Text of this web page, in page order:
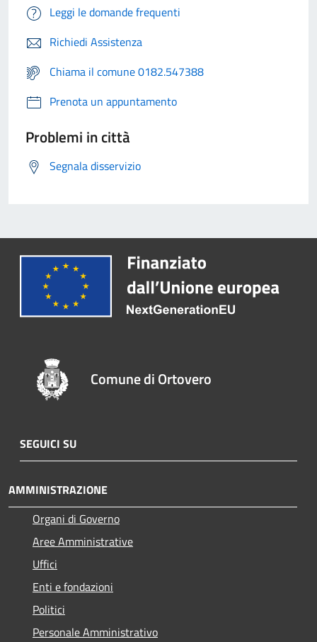
Leggi le domande frequenti
Richiedi Assistenza
Chiama il comune 0182.547388
Prenota un appuntamento
Problemi in città
Segnala disservizio
Comune di Ortovero
SEGUICI SU
AMMINISTRAZIONE
Organi di Governo
Aree Amministrative
Uffici
Enti e fondazioni
Politici
Personale Amministrativo